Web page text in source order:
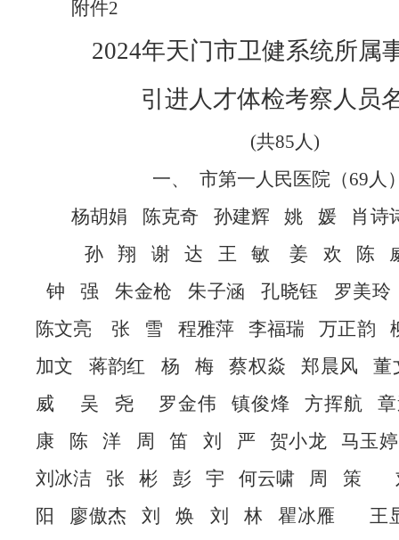
附件2
2024年天门市卫健系统所属
引进人才体检考察人员
(共85人)
一、 市第一人民医院（69人
杨胡娟
陈克奇 孙建辉 姚 媛
肖诗
孙
翔 谢 达 王 敏 姜 欢 陈
钟
强 朱金枪 朱子涵 孔晓钰
罗美玲
陈文亮
张 雪 程雅萍 李福瑞 万正韵
加文
蒋韵红 杨 梅 蔡权焱 郑晨风
董
威
吴 尧 罗金伟 镇俊烽 方挥航
康
陈 洋 周 笛 刘 严 贺小龙
马玉婷
刘冰洁
张 彬 彭 宇 何云啸 周 策
阳
廖傲杰 刘 焕 刘 林 瞿冰雁
王